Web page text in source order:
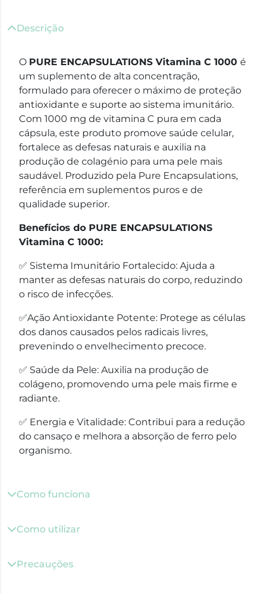
Descrição
O PURE ENCAPSULATIONS Vitamina C 1000 é
um suplemento de alta concentração,
formulado para oferecer o máximo de proteção
antioxidante e suporte ao sistema imunitário.
Com 1000 mg de vitamina C pura em cada
cápsula, este produto promove saúde celular,
fortalece as defesas naturais e auxilia na
produção de colagénio para uma pele mais
saudável. Produzido pela Pure Encapsulations,
referência em suplementos puros e de
qualidade superior.
Benefícios do PURE ENCAPSULATIONS
Vitamina C 1000:
✅ Sistema Imunitário Fortalecido: Ajuda a
manter as defesas naturais do corpo, reduzindo
o risco de infecções.
✅Ação Antioxidante Potente: Protege as células
dos danos causados pelos radicais livres,
prevenindo o envelhecimento precoce.
✅ Saúde da Pele: Auxilia na produção de
colágeno, promovendo uma pele mais firme e
radiante.
✅ Energia e Vitalidade: Contribui para a redução
do cansaço e melhora a absorção de ferro pelo
organismo.
Como funciona
Como utilizar
Precauções